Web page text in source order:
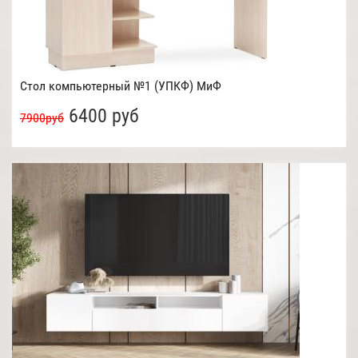
Стол компьютерный №1 (УПКФ) МиФ
7900руб 6400 руб